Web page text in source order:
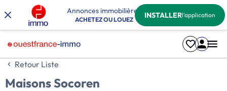
Annonces immobilières
ACHETEZ OU LOUEZ INSTALLERl'application
Retour Liste
Maisons Socoren